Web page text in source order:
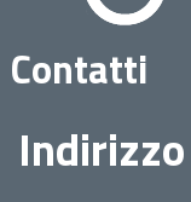
Contatti
Indirizzo